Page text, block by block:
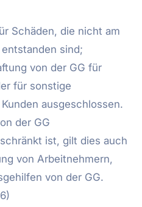
Schäden, die nicht am
sind;
von der GG für
für sonstige
ausgeschlossen.
der GG
ist, gilt dies auch
von Arbeitnehmern,
von der GG.